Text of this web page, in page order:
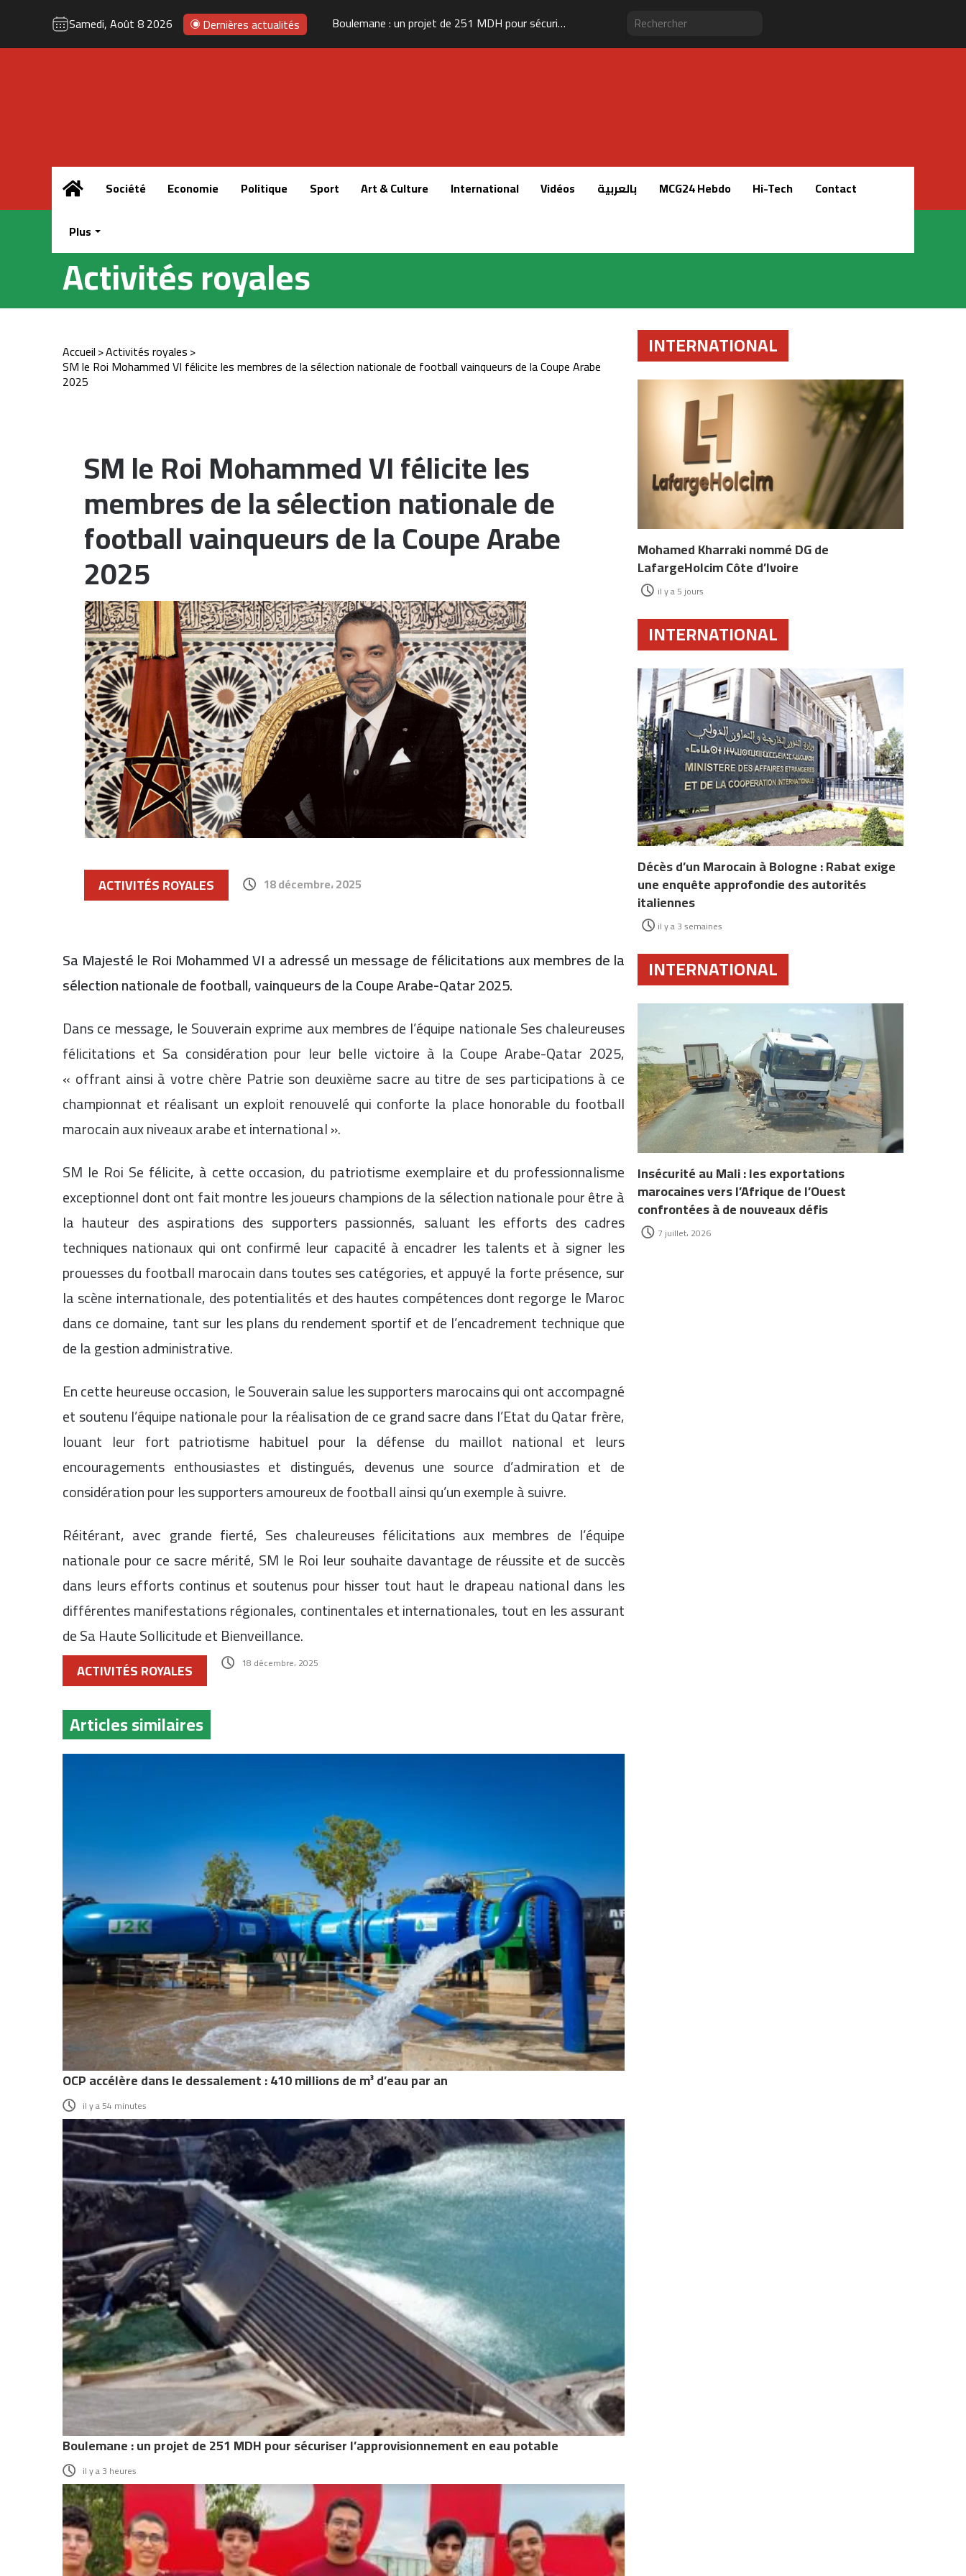
Samedi, Août 8 2026 Dernières actualités
(barre
AccueilSociété Economie Politique Sport Art & Culture International Vidéos بالعربية MCG24 Hebdo Hi-Tech
Contact
Plus
Activités royales
Accueil>Activités royales>
SM le Roi Mohammed VI félicite les membres de la sélection nationale de football vainqueurs de la Coupe Arabe
2025
SM le Roi Mohammed VI félicite les
membres de la sélection nationale de
football vainqueurs de la Coupe Arabe
2025
ACTIVITÉS ROYALES 18 décembre، 2025
Sa Majesté le Roi Mohammed VI a adressé un message de félicitations aux membres de la
sélection nationale de football, vainqueurs de la Coupe Arabe-Qatar 2025.
Dans ce message, le Souverain exprime aux membres de l’équipe nationale Ses chaleureuses
félicitations et Sa considération pour leur belle victoire à la Coupe Arabe-Qatar 2025,
« offrant ainsi à votre chère Patrie son deuxième sacre au titre de ses participations à ce
championnat et réalisant un exploit renouvelé qui conforte la place honorable du football
marocain aux niveaux arabe et international ».
SM le Roi Se félicite, à cette occasion, du patriotisme exemplaire et du professionnalisme
exceptionnel dont ont fait montre les joueurs champions de la sélection nationale pour être à
la hauteur des aspirations des supporters passionnés, saluant les efforts des cadres
techniques nationaux qui ont confirmé leur capacité à encadrer les talents et à signer les
prouesses du football marocain dans toutes ses catégories, et appuyé la forte présence, sur
la scène internationale, des potentialités et des hautes compétences dont regorge le Maroc
dans ce domaine, tant sur les plans du rendement sportif et de l’encadrement technique que
de la gestion administrative.
En cette heureuse occasion, le Souverain salue les supporters marocains qui ont accompagné
et soutenu l’équipe nationale pour la réalisation de ce grand sacre dans l’Etat du Qatar frère,
louant leur fort patriotisme habituel pour la défense du maillot national et leurs
encouragements enthousiastes et distingués, devenus une source d’admiration et de
considération pour les supporters amoureux de football ainsi qu’un exemple à suivre.
Réitérant, avec grande fierté, Ses chaleureuses félicitations aux membres de l’équipe
nationale pour ce sacre mérité, SM le Roi leur souhaite davantage de réussite et de succès
dans leurs efforts continus et soutenus pour hisser tout haut le drapeau national dans les
différentes manifestations régionales, continentales et internationales, tout en les assurant
de Sa Haute Sollicitude et Bienveillance.
ACTIVITÉS ROYALES 18 décembre، 2025
Articles similaires
OCP accélère dans le dessalement : 410 millions de m³ d’eau par an
il y a 54 minutes
Boulemane : un projet de 251 MDH pour sécuriser l’approvisionnement en eau potable
il y a 3 heures
INTERNATIONAL
Mohamed Kharraki nommé DG de
LafargeHolcim Côte d’Ivoire
il y a 5 jours
INTERNATIONAL
Décès d’un Marocain à Bologne : Rabat exige
une enquête approfondie des autorités
italiennes
il y a 3 semaines
INTERNATIONAL
Insécurité au Mali : les exportations
marocaines vers l’Afrique de l’Ouest
confrontées à de nouveaux défis
7 juillet، 2026